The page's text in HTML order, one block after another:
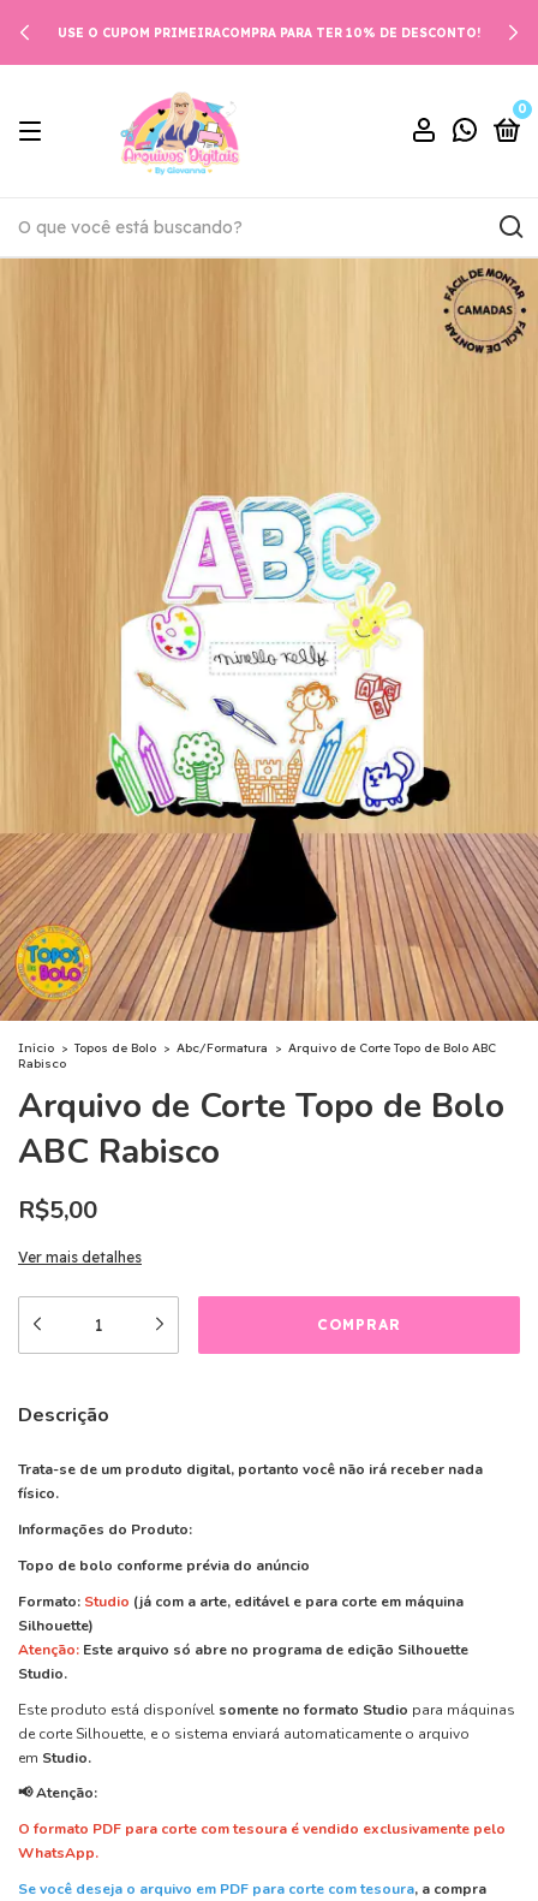
USE O CUPOM PRIMEIRACOMPRA PARA TER 10% DE DESCONTO!
0
Início > Topos de Bolo > Abc/Formatura > Arquivo de Corte Topo de Bolo ABC
Rabisco
Arquivo de Corte Topo de Bolo
ABC Rabisco
R$5,00
Ver mais detalhes
Descrição
Trata-se de um produto digital, portanto você não irá receber nada
físico.
Informações do Produto:
Topo de bolo conforme prévia do anúncio
Formato: Studio (já com a arte, editável e para corte em máquina
Silhouette)
Atenção: Este arquivo só abre no programa de edição Silhouette
Studio.
Este produto está disponível somente no formato Studio para máquinas
de corte Silhouette, e o sistema enviará automaticamente o arquivo
em Studio.
📢 Atenção:
O formato PDF para corte com tesoura é vendido exclusivamente pelo
WhatsApp.
Se você deseja o arquivo em PDF para corte com tesoura, a compra